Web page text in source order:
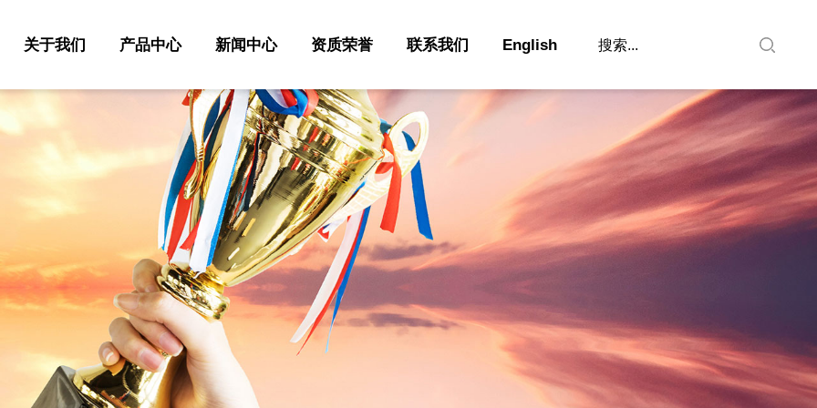
关于我们 产品中心 新闻中心 资质荣誉 联系我们 English